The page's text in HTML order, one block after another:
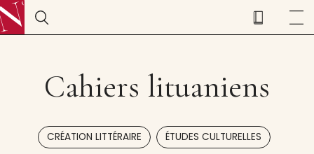
Cahiers lituaniens
CRÉATION LITTÉRAIRE ÉTUDES CULTURELLES